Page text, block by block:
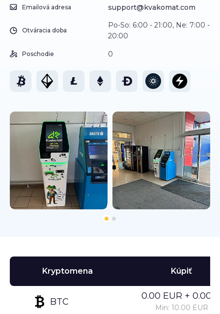
Emailová adresa support@kvakomat.com
Otváracia doba
Po-So: 6:00 - 21:00, Ne: 7:00 -
20:00
Poschodie 0
Kryptomena
BTC
Kúpiť
0.00 EUR +
Min: 10.00 EUR